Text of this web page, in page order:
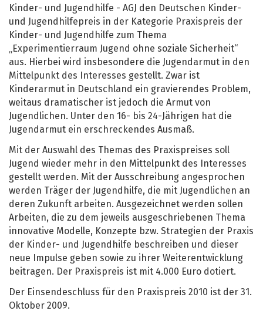
Kinder- und Jugendhilfe - AGJ den Deutschen Kinder-
und Jugendhilfepreis in der Kategorie Praxispreis der
Kinder- und Jugendhilfe zum Thema
„Experimentierraum Jugend ohne soziale Sicherheit“
aus. Hierbei wird insbesondere die Jugendarmut in den
Mittelpunkt des Interesses gestellt. Zwar ist
Kinderarmut in Deutschland ein gravierendes Problem,
weitaus dramatischer ist jedoch die Armut von
Jugendlichen. Unter den 16- bis 24-Jährigen hat die
Jugendarmut ein erschreckendes Ausmaß.
Mit der Auswahl des Themas des Praxispreises soll
Jugend wieder mehr in den Mittelpunkt des Interesses
gestellt werden. Mit der Ausschreibung angesprochen
werden Träger der Jugendhilfe, die mit Jugendlichen an
deren Zukunft arbeiten. Ausgezeichnet werden sollen
Arbeiten, die zu dem jeweils ausgeschriebenen Thema
innovative Modelle, Konzepte bzw. Strategien der Praxis
der Kinder- und Jugendhilfe beschreiben und dieser
neue Impulse geben sowie zu ihrer Weiterentwicklung
beitragen. Der Praxispreis ist mit 4.000 Euro dotiert.
Der Einsendeschluss für den Praxispreis 2010 ist der 31.
Oktober 2009.